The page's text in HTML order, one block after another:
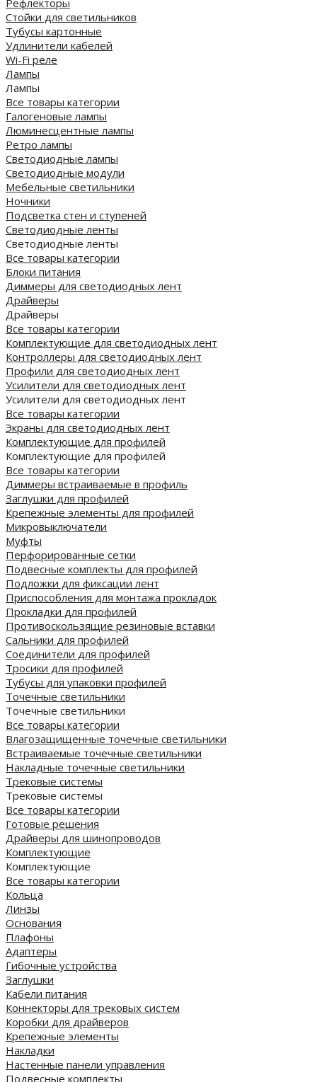
Стойки для светильников
Тубусы картонные
Удлинители кабелей
Wi-Fi реле
Лампы
Лампы
Все товары категории
Галогеновые лампы
Люминесцентные лампы
Ретро лампы
Светодиодные лампы
Светодиодные модули
Мебельные светильники
Ночники
Подсветка стен и ступеней
Светодиодные ленты
Светодиодные ленты
Все товары категории
Блоки питания
Диммеры для светодиодных лент
Драйверы
Драйверы
Все товары категории
Комплектующие для светодиодных лент
Контроллеры для светодиодных лент
Профили для светодиодных лент
Усилители для светодиодных лент
Усилители для светодиодных лент
Все товары категории
Экраны для светодиодных лент
Комплектующие для профилей
Комплектующие для профилей
Все товары категории
Диммеры встраиваемые в профиль
Заглушки для профилей
Крепежные элементы для профилей
Микровыключатели
Муфты
Перфорированные сетки
Подвесные комплекты для профилей
Подложки для фиксации лент
Приспособления для монтажа прокладок
Прокладки для профилей
Противоскользящие резиновые вставки
Сальники для профилей
Соединители для профилей
Тросики для профилей
Тубусы для упаковки профилей
Точечные светильники
Точечные светильники
Все товары категории
Влагозащищенные точечные светильники
Встраиваемые точечные светильники
Накладные точечные светильники
Трековые системы
Трековые системы
Все товары категории
Готовые решения
Драйверы для шинопроводов
Комплектующие
Комплектующие
Все товары категории
Кольца
Линзы
Основания
Плафоны
Адаптеры
Гибочные устройства
Заглушки
Кабели питания
Коннекторы для трековых систем
Коробки для драйверов
Крепежные элементы
Накладки
Настенные панели управления
Подвесные комплекты